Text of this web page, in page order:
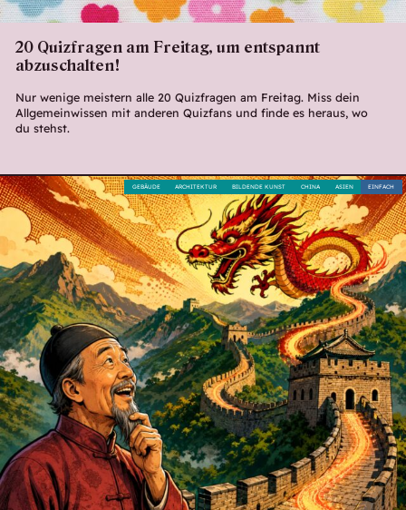
20 Quizfragen am Freitag, um entspannt
abzuschalten!
Nur wenige meistern alle 20 Quizfragen am Freitag. Miss dein
Allgemeinwissen mit anderen Quizfans und finde es heraus, wo
du stehst.
EINFACH
ASIEN
CHINA
BILDENDE KUNST
ARCHITEKTUR
GEBÄUDE